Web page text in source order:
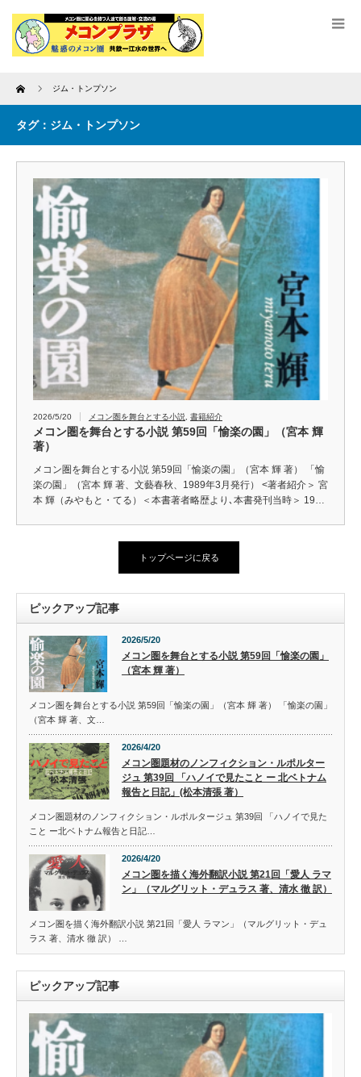
Home ジム・トンプソン
タグ：ジム・トンプソン
2026/5/20 メコン圏を舞台とする小説 書籍紹介
メコン圏を舞台とする小説 第59回「愉楽の園」（宮本 輝
著）
メコン圏を舞台とする小説 第59回「愉楽の園」（宮本 輝 著） 「愉
楽の園」（宮本 輝 著、文藝春秋、1989年3月発行） <著者紹介＞ 宮
本 輝（みやもと・てる）＜本書著者略歴より､本書発刊当時＞ 19…
トップページに戻る
ピックアップ記事
2026/5/20
メコン圏を舞台とする小説 第59回「愉楽の園」
（宮本 輝 著）
メコン圏を舞台とする小説 第59回「愉楽の園」（宮本 輝 著） 「愉楽の園」
（宮本 輝 著、文…
2026/4/20
メコン圏題材のノンフィクション・ルポルター
ジュ 第39回 「ハノイで見たこと ー 北ベトナム
報告と日記」(松本清張 著）
メコン圏題材のノンフィクション・ルポルタージュ 第39回 「ハノイで見た
こと ー北ベトナム報告と日記…
2026/4/20
メコン圏を描く海外翻訳小説 第21回「愛人 ラマ
ン」（マルグリット・デュラス 著、清水 徹 訳）
メコン圏を描く海外翻訳小説 第21回「愛人 ラマン」（マルグリット・デュ
ラス 著、清水 徹 訳） …
ピックアップ記事